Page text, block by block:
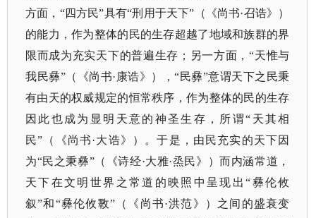
方面，“四方民”具有“刑用于天下”（《尚书·召诰》）
的能力，作为整体的民的生存超越了地域和族群的界
限而成为充实天下的普遍生存；另一方面，“天惟与
我民彝”（《尚书·康诰》），“民彝”意谓天下之民秉
有由天的权威规定的恒常秩序，作为整体的民的生存
因此也成为显明天意的神圣生存，所谓“天其相
民”（《尚书·大诰》）。于是，由民充实的天下因
为“民之秉彝”（《诗经·大雅·烝民》）而内涵常道，
天下在文明世界之常道的映照中呈现出“彝伦攸
叙”和“彝伦攸斁”（《尚书·洪范》）之间的盛衰变